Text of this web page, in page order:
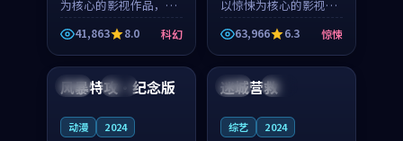
为核心的影视作品，围
绕危机、反转与人物成
长展开，整体节奏紧
凑，值得推荐观看。
41,863 8.0 科幻
以惊悚为核心的影视作
品，围绕危机、反转与
人物成长展开，整体节
奏紧凑，值得推荐观
看。
63,966 6.3 惊悚
中国 杜比
风暴特攻·纪念版
动漫 2024
韩国 热播
迷城营救
综艺 2024